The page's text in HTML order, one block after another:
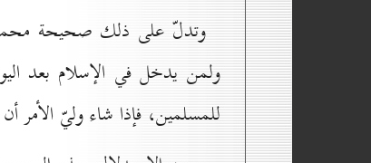
وتدلّ على ذلك صحيحة محمد
ولمن يدخل في الإسلام بعد
للمسلمين، فإذا شاء وليّ